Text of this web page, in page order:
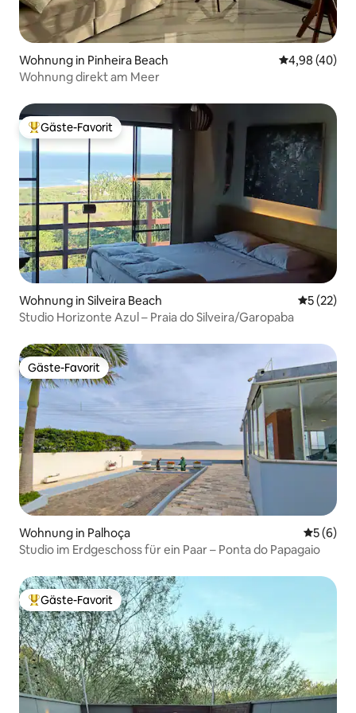
Wohnung in Pinheira Beach
4,98 (40)
Wohnung direkt am Meer
Beliebter Gäste-Favorit.
Gäste-Favorit
Wohnung in Silveira Beach
5 (22)
Studio Horizonte Azul – Praia do Silveira/Garopaba
Gäste-Favorit
Gäste-Favorit
Wohnung in Palhoça
5 (6)
Studio im Erdgeschoss für ein Paar – Ponta do Papagaio
Beliebter Gäste-Favorit.
Gäste-Favorit